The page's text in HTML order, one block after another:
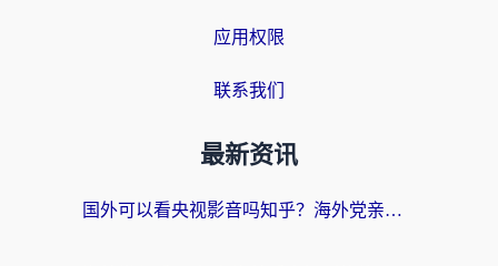
应用权限
联系我们
最新资讯
国外可以看央视影音吗知乎？海外党亲测有效的回国加速方案